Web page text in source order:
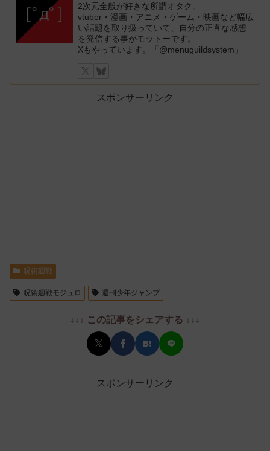
2次元全般が好きな所謂オタク。
vtuber・漫画・アニメ・ゲーム・映画など幅広
い話題を取り扱っていて、自分の正直な感想
を発信する事がモットーです。
Xもやっています。「@menuguildsystem」
スポンサーリンク
呪術廻戦
呪術廻戦モジュロ 週刊少年ジャンプ
↓↓↓ この記事をシェアする ↓↓↓
スポンサーリンク